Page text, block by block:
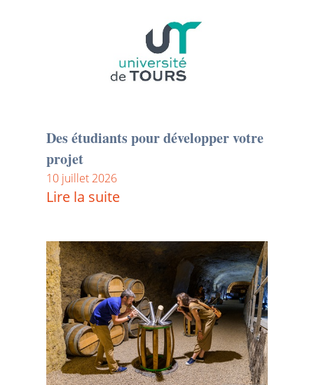
Des étudiants pour développer votre
projet
10 juillet 2026
Lire la suite